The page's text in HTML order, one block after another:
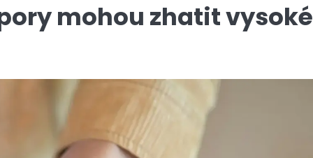
mohou zhatit vysoké